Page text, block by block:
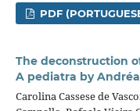
PDF
The deconstruction
A pediatra by
Carolina Cassese de